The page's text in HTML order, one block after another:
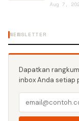
Aug 7,
NEWSLETTER
Dapatkan
inbox Anda setiap